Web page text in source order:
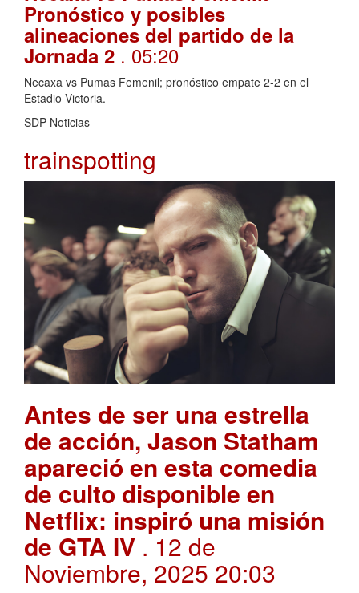
Pronóstico y posibles
alineaciones del partido de la
Jornada 2 . 05:20
Necaxa vs Pumas Femenil; pronóstico empate 2-2 en el
Estadio Victoria.
SDP Noticias
trainspotting
Antes de ser una estrella
de acción, Jason Statham
apareció en esta comedia
de culto disponible en
Netflix: inspiró una misión
de GTA IV . 12 de
Noviembre, 2025 20:03